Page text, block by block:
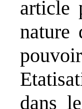
article
nature
dans